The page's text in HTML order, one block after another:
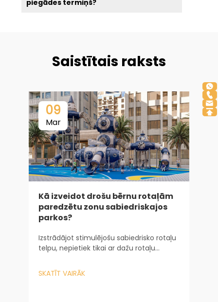
piegādes termiņš?
Saistītais raksts
09
Mar
Kā izveidot drošu bērnu rotaļām
paredzētu zonu sabiedriskajos
parkos?
Izstrādājot stimulējošu sabiedrisko rotaļu
telpu, nepietiek tikai ar dažu rotaļu
gan no inženierijas, gan no psiholoģijas
viedokļa. Lielāko mērogu pilsētas...
SKATĪT VAIRĀK